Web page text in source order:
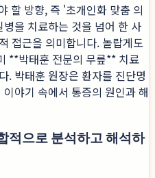
할 방향, 즉 '초개인화 맞춤 의
을 치료하는 것을 넘어 한 사
접근을 의미합니다. 놀랍게도
**박태훈 전문의 무릎** 치료
. 박태훈 원장은 환자를 진단명
야기 속에서 통증의 원인과 해
적으로 분석하고 해석하